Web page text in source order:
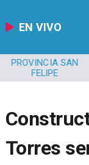
EN VIVO
PROVINCIA SAN
FELIPE
Torres